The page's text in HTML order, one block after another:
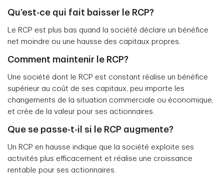
Qu’est-ce qui fait baisser le RCP?
Le RCP est plus bas quand la société déclare un bénéfice
net moindre ou une hausse des capitaux propres.
Comment maintenir le RCP?
Une société dont le RCP est constant réalise un bénéfice
supérieur au coût de ses capitaux, peu importe les
changements de la situation commerciale ou économique,
et crée de la valeur pour ses actionnaires.
Que se passe-t-il si le RCP augmente?
Un RCP en hausse indique que la société exploite ses
activités plus efficacement et réalise une croissance
rentable pour ses actionnaires.